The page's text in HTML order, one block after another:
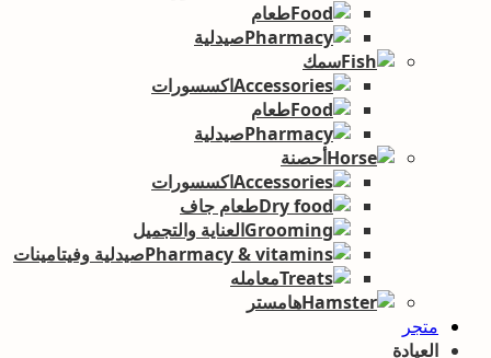
طعام
صيدلية
سمك
اكسسورات
طعام
صيدلية
أحصنة
اكسسورات
طعام جاف
العناية والتجميل
صيدلية وفيتامينات
معامله
هامستر
متجر
العيادة